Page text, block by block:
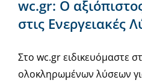
wc.gr: Ο
στις Ενεργειακές
Στο wc.gr ειδικευόμαστε
ολοκληρωμένων λύσεων